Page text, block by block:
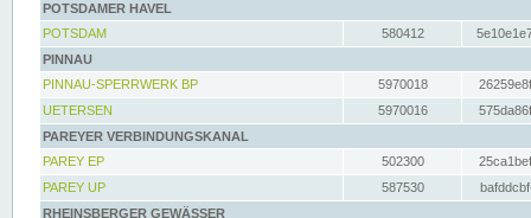
POTSDAMER HAVEL
POTSDAM
580412
PINNAU
PINNAU-SPERRWERK BP
5970018
UETERSEN
5970016
PAREYER VERBINDUNGSKANAL
PAREY EP
502300
PAREY UP
587530
RHEINSBERGER GEWÄSSER